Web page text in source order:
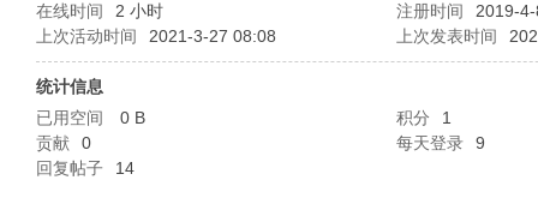
在线时间
2 小时 注册时间
2019-
上次活动时间
2021-3-27 08:08 上次发表时间
统计信息
已用空间
0 B 积分
1
贡献
0 每天登录
9
回复帖子
14